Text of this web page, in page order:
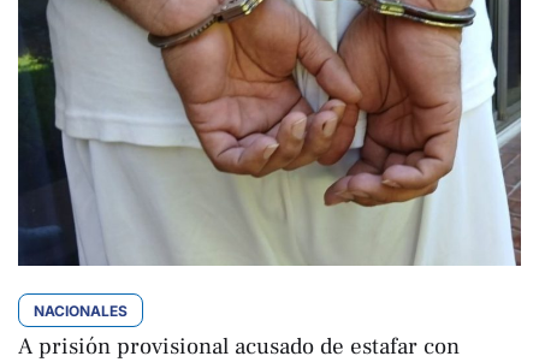
NACIONALES
A prisión provisional acusado de estafar con